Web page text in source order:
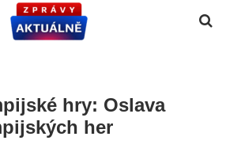
hry: Oslava
her